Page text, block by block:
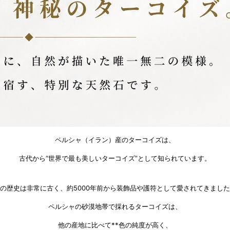
ペルシャ（イラン）産のターコイズは、
古代から“世界で最も美しいターコイズ”として知られています。
歴史は非常に古く、約5000年前から装飾品や護符として愛されてきまし
ペルシャの砂漠地帯で採れるターコイズは、
他の産地に比べて**色の純度が高く、